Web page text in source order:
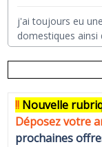
j'ai toujours eu
domestiques ainsi
!! Nouvelle
Déposez votre
prochaines